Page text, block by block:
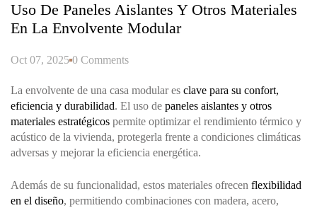
Uso De Paneles Aislantes Y Otros Materiales
En La Envolvente Modular
Oct 07, 2025 0 Comments
La envolvente de una casa modular es clave para su confort,
eficiencia y durabilidad. El uso de paneles aislantes y otros
materiales estratégicos permite optimizar el rendimiento térmico y
acústico de la vivienda, protegerla frente a condiciones climáticas
adversas y mejorar la eficiencia energética.
Además de su funcionalidad, estos materiales ofrecen flexibilidad
en el diseño, permitiendo combinaciones con madera, acero,